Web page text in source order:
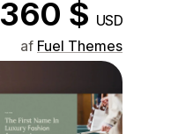
360 $ USD
af Fuel Themes